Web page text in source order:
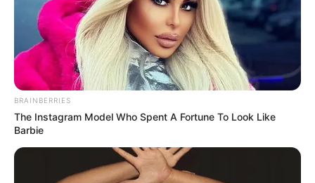
BRAINBERRIES
The Instagram Model Who Spent A Fortune To Look Like
Barbie